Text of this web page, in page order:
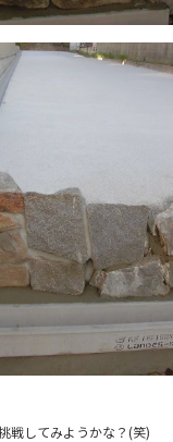
戦してみようかな？(笑)